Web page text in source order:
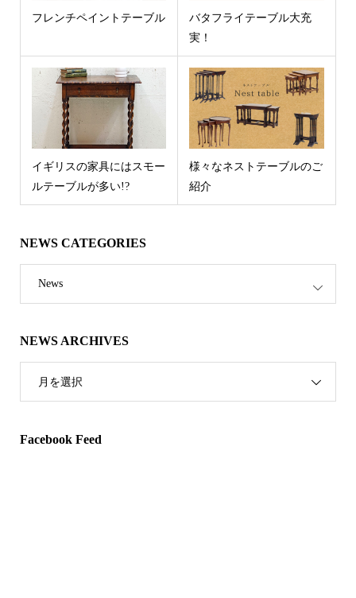
フレンチペイントテーブル
バタフライテーブル大充
実！
イギリスの家具にはスモー
ルテーブルが多い!?
様々なネストテーブルのご
紹介
NEWS CATEGORIES
News
NEWS ARCHIVES
月を選択
Facebook Feed